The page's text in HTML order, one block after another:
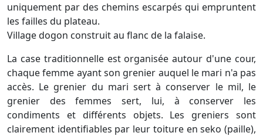
uniquement par des chemins escarpés qui empruntent
les failles du plateau.
Village dogon construit au flanc de la falaise.
La case traditionnelle est organisée autour d'une cour,
chaque femme ayant son grenier auquel le mari n'a pas
accès. Le grenier du mari sert à conserver le mil, le
grenier des femmes sert, lui, à conserver les
condiments et différents objets. Les greniers sont
clairement identifiables par leur toiture en seko (paille),